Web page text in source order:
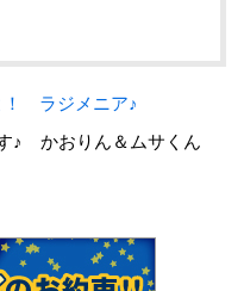
！ ラジメニア♪
♪ かおりん＆ムサくん